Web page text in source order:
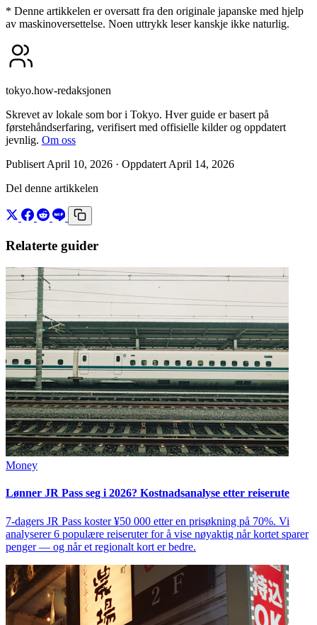
* Denne artikkelen er oversatt fra den originale japanske med hjelp
av maskinoversettelse. Noen uttrykk leser kanskje ikke naturlig.
tokyo.how-redaksjonen
Skrevet av lokale som bor i Tokyo. Hver guide er basert på
førstehåndserfaring, verifisert med offisielle kilder og oppdatert
jevnlig. Om oss
Publisert April 10, 2026 · Oppdatert April 14, 2026
Del denne artikkelen
Relaterte guider
Money
Lønner JR Pass seg i 2026? Kostnadsanalyse etter reiserute
7-dagers JR Pass koster ¥50 000 etter en prisøkning på 70%. Vi
analyserer 6 populære reiseruter for å vise nøyaktig når kortet sparer
penger — og når et regionalt kort er bedre.